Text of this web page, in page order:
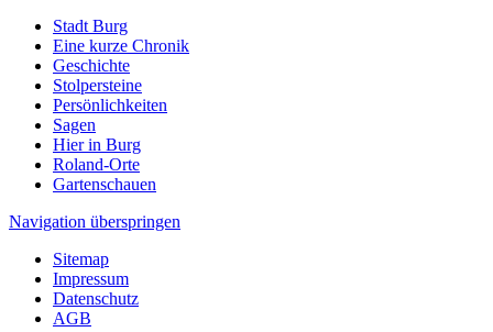
Stadt Burg
Eine kurze Chronik
Geschichte
Stolpersteine
Persönlichkeiten
Sagen
Hier in Burg
Roland-Orte
Gartenschauen
Navigation überspringen
Sitemap
Impressum
Datenschutz
AGB